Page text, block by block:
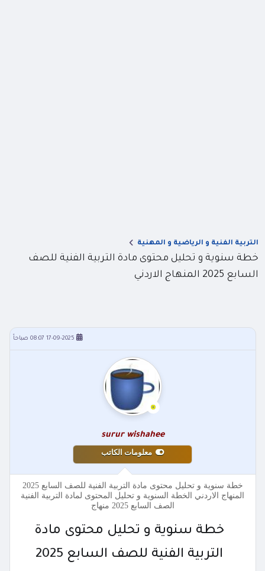
التربية الفنية و الرياضية و المهنية
خطة سنوية و تحليل محتوى مادة التربية الفنية للصف
السابع 2025 المنهاج الاردني
17-09-2025 08:07 صباحاً
surur wishahee
معلومات الكاتب
خطة سنوية و تحليل محتوى مادة التربية الفنية للصف السابع 2025
المنهاج الاردني الخطة السنوية و تحليل المحتوى لمادة التربية الفنية
الصف السابع 2025 منهاج
خطة سنوية و تحليل محتوى مادة
التربية الفنية للصف السابع 2025